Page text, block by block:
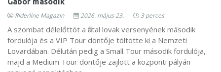
Riderline Magazin 2026. május 23. 3 perces
A szombat délelőttöt a fiatal lovak versenyének második
fordulója és a VIP Tour döntője töltötte ki a Nemzeti
Lovardában. Délután pedig a Small Tour második fordulója,
majd a Medium Tour döntője zajlott a központi pályán